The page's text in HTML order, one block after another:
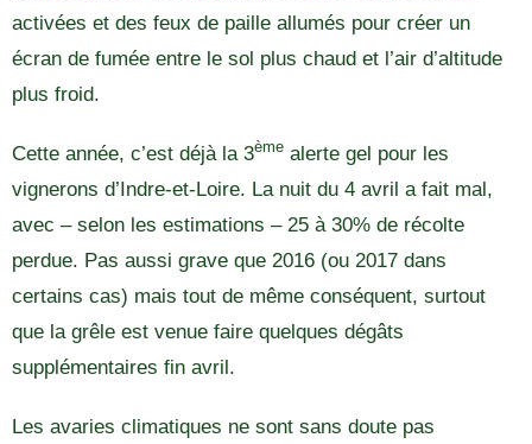
activées et des feux de paille allumés pour créer un
écran de fumée entre le sol plus chaud et l’air d’altitude
plus froid.
Cette année, c’est déjà la 3ème alerte gel pour les
vignerons d’Indre-et-Loire. La nuit du 4 avril a fait mal,
avec – selon les estimations – 25 à 30% de récolte
perdue. Pas aussi grave que 2016 (ou 2017 dans
certains cas) mais tout de même conséquent, surtout
que la grêle est venue faire quelques dégâts
supplémentaires fin avril.
Les avaries climatiques ne sont sans doute pas